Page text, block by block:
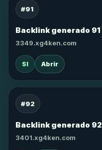
#91
Backlink generado 91
3349.xg4ken.com
SI Abrir
#92
Backlink generado 92
3401.xg4ken.com